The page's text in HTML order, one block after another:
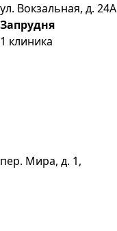
ул. Вокзальная, д. 24А
Запрудня
1 клиника
пер. Мира, д. 1,